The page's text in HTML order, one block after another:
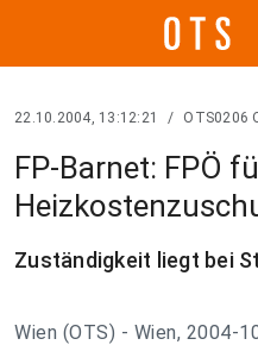
22.10.2004, 13:12:21 / OTS0206
FP-Barnet: FPÖ
Zuständigkeit liegt bei
Wien (OTS) - Wien, 2004-